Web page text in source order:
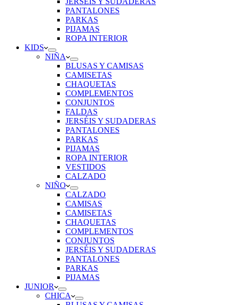
PANTALONES
PARKAS
PIJAMAS
ROPA INTERIOR
KIDS
NIÑA
BLUSAS Y CAMISAS
CAMISETAS
CHAQUETAS
COMPLEMENTOS
CONJUNTOS
FALDAS
JERSÉIS Y SUDADERAS
PANTALONES
PARKAS
PIJAMAS
ROPA INTERIOR
VESTIDOS
CALZADO
NIÑO
CALZADO
CAMISAS
CAMISETAS
CHAQUETAS
COMPLEMENTOS
CONJUNTOS
JERSÉIS Y SUDADERAS
PANTALONES
PARKAS
PIJAMAS
JUNIOR
CHICA